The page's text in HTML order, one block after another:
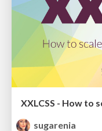
XXLCSS - How to
sugarenia